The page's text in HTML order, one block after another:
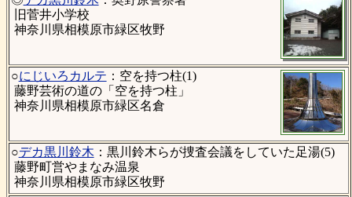
旧菅井小学校
神奈川県相模原市緑区牧野
○にじいろカルテ ：空を持つ柱(1)
藤野芸術の道の「空を持つ柱」
神奈川県相模原市緑区名倉
○デカ黒川鈴木 ：黒川鈴木らが捜査会議をしていた足湯(5)
藤野町営やまなみ温泉
神奈川県相模原市緑区牧野